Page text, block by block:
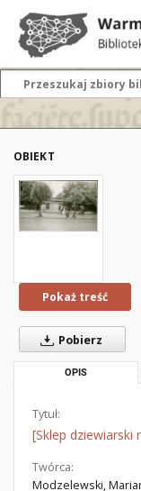
OBIEKT
Pokaż treść
Pobierz
OPIS
Tytuł:
[Sklep dziewiarski
Twórca:
Modzelewski,